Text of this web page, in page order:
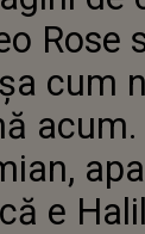
VĂZUT-O
ȘI ANGHEL
RARĂ: "AM
DESCRIS
Rose
cum
e